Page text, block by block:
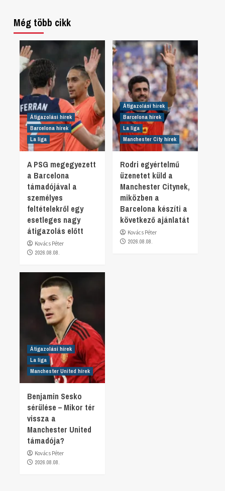
Még több cikk
Átigazolási hírek
Barcelona hírek
La liga
A PSG megegyezett
a Barcelona
támadójával a
személyes
feltételekről egy
esetleges nagy
átigazolás előtt
Kovács Péter
2026.08.08.
Átigazolási hírek
Barcelona hírek
La liga
Manchester City hírek
Rodri egyértelmű
üzenetet küld a
Manchester Citynek,
miközben a
Barcelona készíti a
következő ajánlatát
Kovács Péter
2026.08.08.
Átigazolási hírek
La liga
Manchester United hírek
Benjamin Sesko
sérülése – Mikor tér
vissza a
Manchester United
támadója?
Kovács Péter
2026.08.08.